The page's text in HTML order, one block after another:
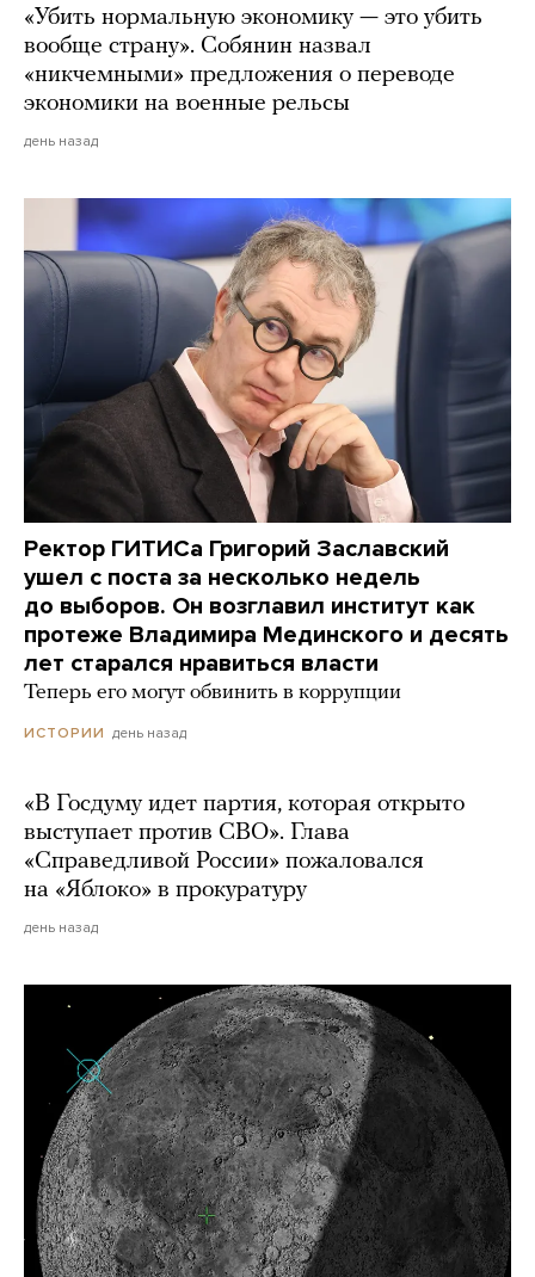
«Убить нормальную экономику — это убить
вообще страну». Собянин назвал
«никчемными» предложения о переводе
экономики на военные рельсы
день назад
Ректор ГИТИСа Григорий Заславский
ушел с поста за несколько недель
до выборов. Он возглавил институт как
протеже Владимира Мединского и десять
лет старался нравиться власти
Теперь его могут обвинить в коррупции
ИСТОРИИ день назад
«В Госдуму идет партия, которая открыто
выступает против СВО». Глава
«Справедливой России» пожаловался
на «Яблоко» в прокуратуру
день назад